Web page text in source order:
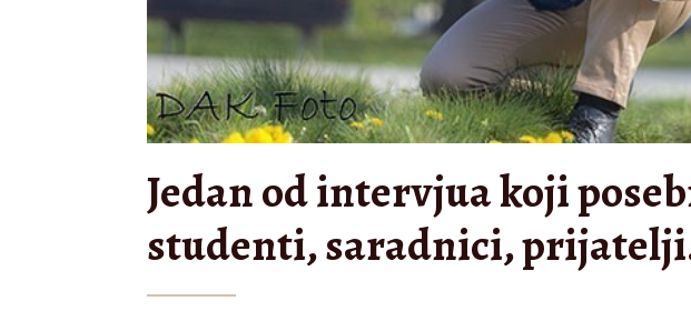
Jedan od intervjua koji
studenti, saradnici,